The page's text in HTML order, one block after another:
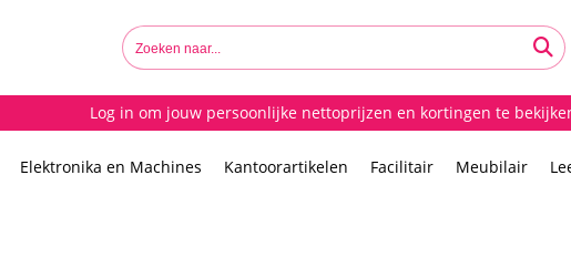
Log in om jouw persoonlijke nettoprijzen en kortingen te
Elektronika en Machines Kantoorartikelen Facilitair Meubilair